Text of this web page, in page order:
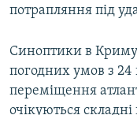
потрапляння під
Синоптики в
погодних умов з 24
переміщення
очікуються